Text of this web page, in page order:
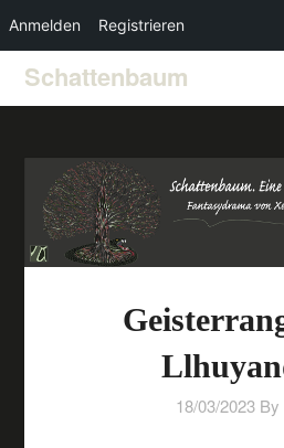
Schattenbaum
18/03/2023 By
Anmelden Registrieren